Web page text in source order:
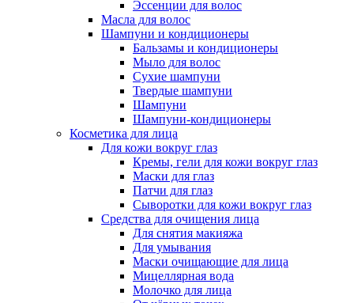
Эссенции для волос
Масла для волос
Шампуни и кондиционеры
Бальзамы и кондиционеры
Мыло для волос
Сухие шампуни
Твердые шампуни
Шампуни
Шампуни-кондиционеры
Косметика для лица
Для кожи вокруг глаз
Кремы, гели для кожи вокруг глаз
Маски для глаз
Патчи для глаз
Сыворотки для кожи вокруг глаз
Средства для очищения лица
Для снятия макияжа
Для умывания
Маски очищающие для лица
Мицеллярная вода
Молочко для лица